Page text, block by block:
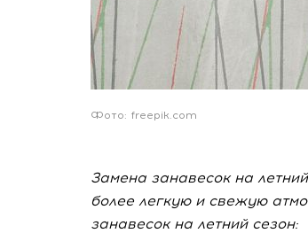
Фото: freepik.com
Замена занавесок на
более легкую и свежую
занавесок на летний сезон: